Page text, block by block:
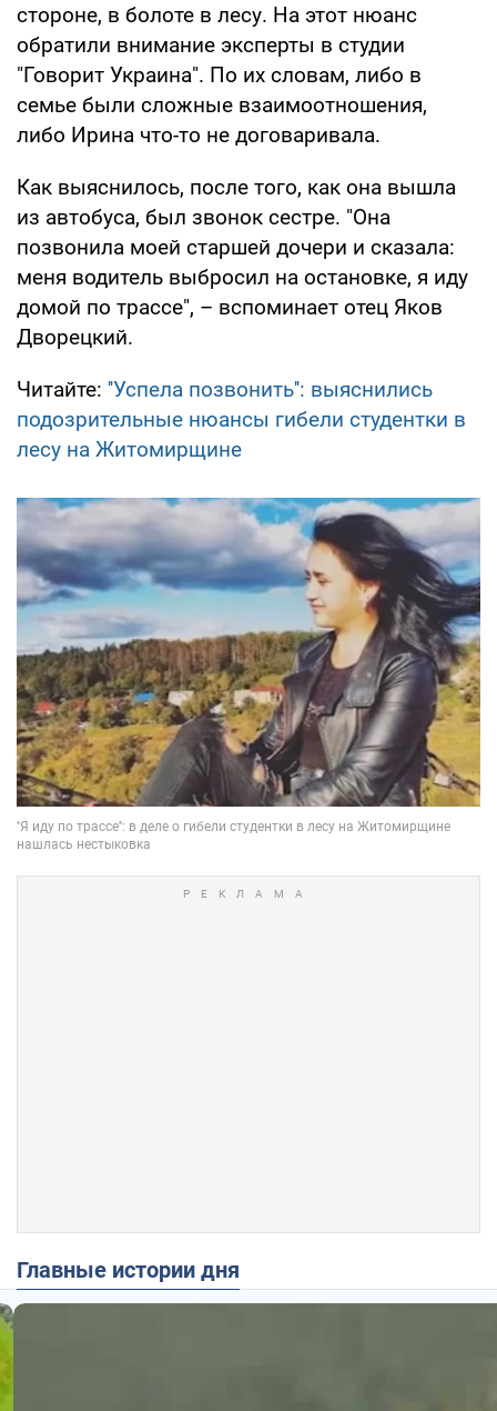
стороне, в болоте в лесу. На этот нюанс
обратили внимание эксперты в студии
"Говорит Украина". По их словам, либо в
семье были сложные взаимоотношения,
либо Ирина что-то не договаривала.
Как выяснилось, после того, как она вышла
из автобуса, был звонок сестре. "Она
позвонила моей старшей дочери и сказала:
меня водитель выбросил на остановке, я иду
домой по трассе", – вспоминает отец Яков
Дворецкий.
Читайте: ''Успела позвонить'': выяснились
подозрительные нюансы гибели студентки в
лесу на Житомирщине
Главные истории дня